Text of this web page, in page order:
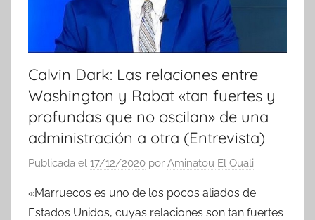
Calvin Dark: Las relaciones entre
Washington y Rabat «tan fuertes y
profundas que no oscilan» de una
administración a otra (Entrevista)
Publicada el 17/12/2020 por Aminatou El Ouali
«Marruecos es uno de los pocos aliados de
Estados Unidos, cuyas relaciones son tan fuertes